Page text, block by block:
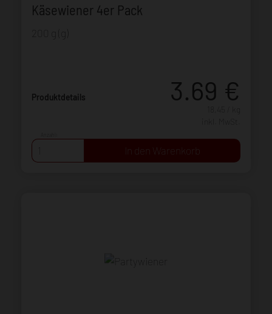
Käsewiener 4er Pack
Produktdetails 3.69 €